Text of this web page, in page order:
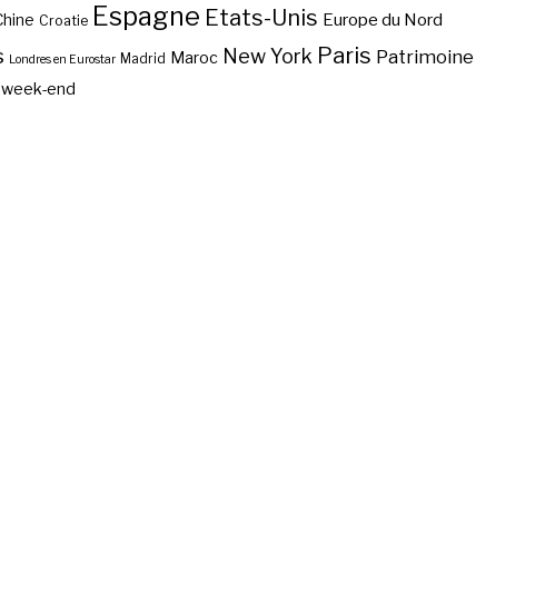
Croatie Espagne Etats-Unis Europe du Nord
Londres en Eurostar Madrid Maroc New York Paris Patrimoine
week-end